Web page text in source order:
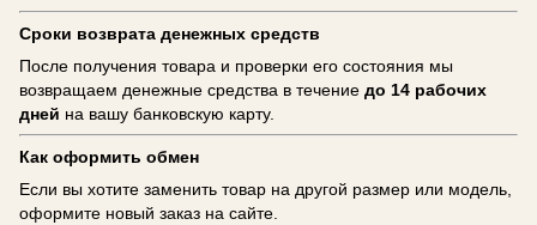
Сроки возврата денежных средств
После получения товара и проверки его состояния мы
возвращаем денежные средства в течение до 14 рабочих
дней на вашу банковскую карту.
Как оформить обмен
Если вы хотите заменить товар на другой размер или модель,
оформите новый заказ на сайте.